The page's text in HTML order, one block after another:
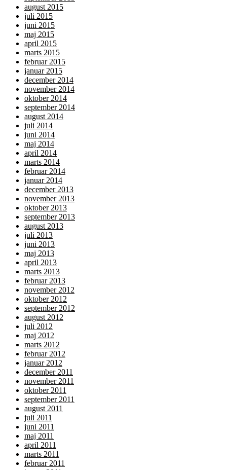
august 2015
juli 2015
juni 2015
maj 2015
april 2015
marts 2015
februar 2015
januar 2015
december 2014
november 2014
oktober 2014
september 2014
august 2014
juli 2014
juni 2014
maj 2014
april 2014
marts 2014
februar 2014
januar 2014
december 2013
november 2013
oktober 2013
september 2013
august 2013
juli 2013
juni 2013
maj 2013
april 2013
marts 2013
februar 2013
november 2012
oktober 2012
september 2012
august 2012
juli 2012
maj 2012
marts 2012
februar 2012
januar 2012
december 2011
november 2011
oktober 2011
september 2011
august 2011
juli 2011
juni 2011
maj 2011
april 2011
marts 2011
februar 2011